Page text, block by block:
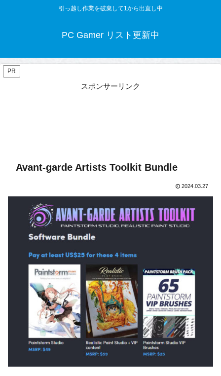
引っ越し作業を破棄して1から出直し中
PC Gamer リスト更新中
PR
スポンサーリンク
Avant-garde Artists Toolkit Bundle
2024.03.27